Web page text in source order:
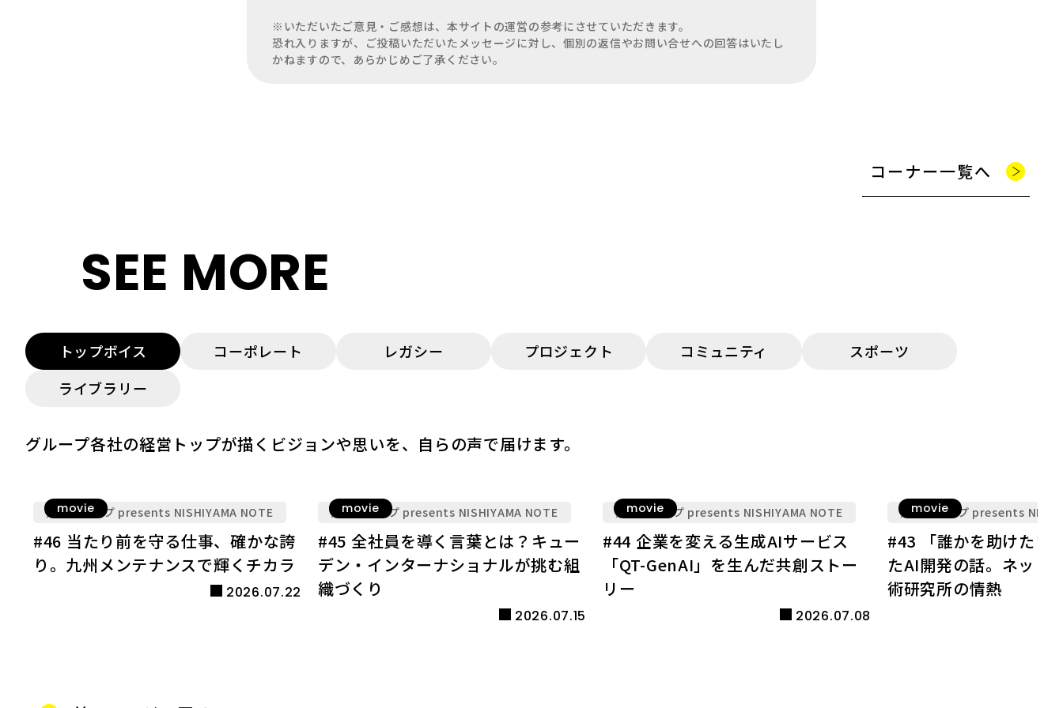
※いただいたご意見・ご感想は、本サイトの運営の参考にさせていただきます。
恐れ入りますが、ご投稿いただいたメッセージに対し、個別の返信やお問い合せへの回答はいたし
かねますので、あらかじめご了承ください。
コーナー一覧へ
SEE MORE
トップボイス コーポレート レガシー プロジェクト コミュニティ
スポーツ
ライブラリー
グループ各社の経営トップが描くビジョンや思いを、自らの声で届けます。
movie
九電グループ presents NISHIYAMA NOTE
#46 当たり前を守る仕事、確かな誇
り。九州メンテナンスで輝くチカラ
2026.07.22
movie
九電グループ presents NISHIYAMA NOTE
#45 全社員を導く言葉とは？キュー
デン・インターナショナルが挑む組
織づくり
2026.07.15
movie
九電グループ presents NISHIYAMA NOTE
#44 企業を変える生成AIサービス
「QT-GenAI」を生んだ共創ストー
リー
2026.07.08
movie
九電グループ presents
#43 「誰かを助けたい」から始まっ
たAI開発の話。ネット
術研究所の情熱